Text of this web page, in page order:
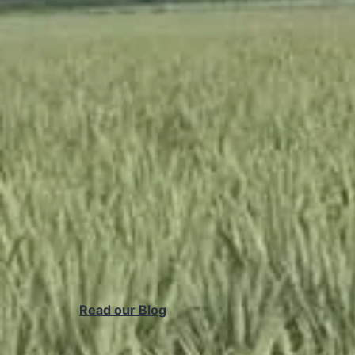
Read our Blog